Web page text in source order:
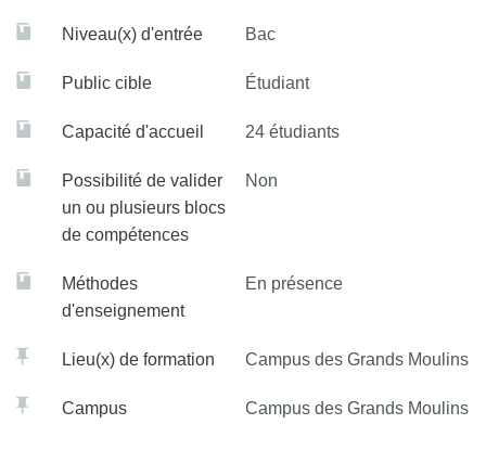
Niveau(x) d'entrée Bac
Public cible Étudiant
Capacité d'accueil 24 étudiants
Possibilité de valider
un ou plusieurs blocs
de compétences
Non
Méthodes
d'enseignement
En présence
Lieu(x) de formation Campus des Grands Moulins
Campus Campus des Grands Moulins